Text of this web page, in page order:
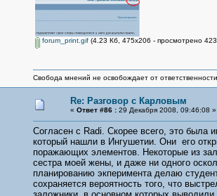
forum_print.gif(4.23 Кб, 475x206 - просмотрено
Свобода мнений не освобождает от
Re: Разговор с Карловым
« Ответ #86 :29 Декабря 2008, 09:46:08 »
Согласен с Radi. Скорее всего, это
который нашли в Ингушетии. Они его
поражающих элементов. Некоторые из
сестра моей жены, и даже ни одного
планированию экперимента делаю
сохраняется вероятность того, что